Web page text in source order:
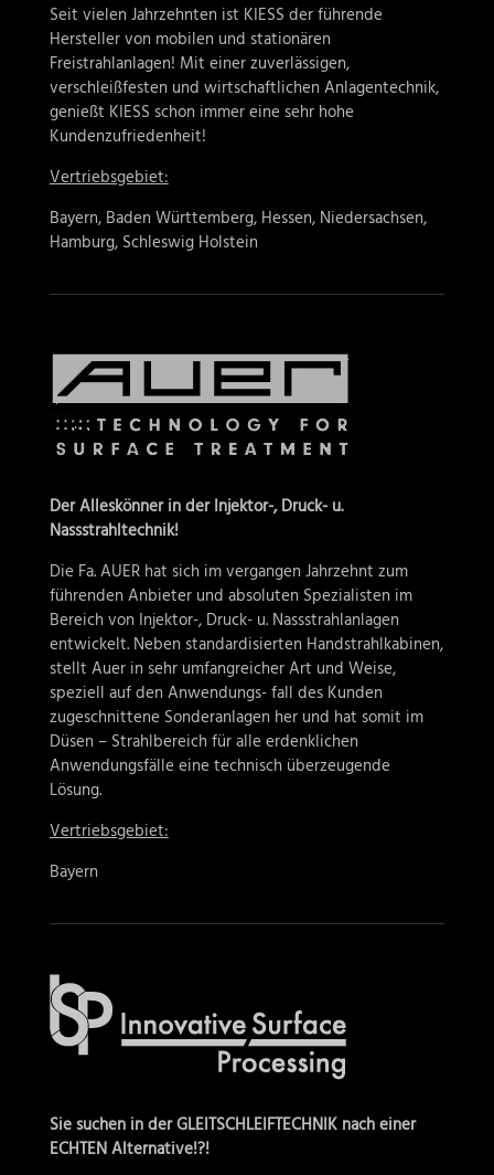
Seit vielen Jahrzehnten ist KIESS der führende
Hersteller von mobilen und stationären
Freistrahlanlagen! Mit einer zuverlässigen,
verschleißfesten und wirtschaftlichen Anlagentechnik,
genießt KIESS schon immer eine sehr hohe
Kundenzufriedenheit!
Vertriebsgebiet:
Bayern, Baden Württemberg, Hessen, Niedersachsen,
Hamburg, Schleswig Holstein
Der Alleskönner in der Injektor-, Druck- u.
Nassstrahltechnik!
Die Fa. AUER hat sich im vergangen Jahrzehnt zum
führenden Anbieter und absoluten Spezialisten im
Bereich von Injektor-, Druck- u. Nassstrahlanlagen
entwickelt. Neben standardisierten Handstrahlkabinen,
stellt Auer in sehr umfangreicher Art und Weise,
speziell auf den Anwendungs- fall des Kunden
zugeschnittene Sonderanlagen her und hat somit im
Düsen – Strahlbereich für alle erdenklichen
Anwendungsfälle eine technisch überzeugende
Lösung.
Vertriebsgebiet:
Bayern
Sie suchen in der GLEITSCHLEIFTECHNIK nach einer
ECHTEN Alternative!?!